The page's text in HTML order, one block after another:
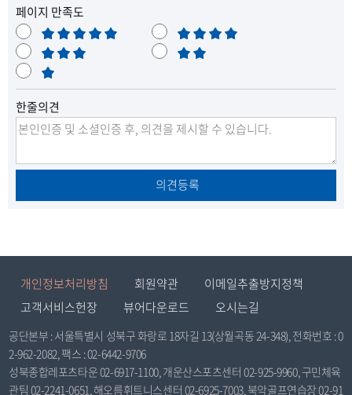
북
구
도
시
관
리
공
단
보
페이지 만족도
매
우
만
족
만
족
보
통
불
매
우
불
만
한줄의견
의견등록
개인정보처리방침 회원약관
이메일추출방지정책
고객서비스헌장
뷰어다운로드 오시는길
공단본부 : 서울특별시 성북구 화랑로 18자길 13(상월곡동 24-348), 전화번호 : 0
2-962-2082, 팩스 : 02-6442-9706
성북종합레포츠타운 02-6917-1100, 개운산스포츠센터 02-925-9960, 구민체육
관팀 02-2241-0651, 해오름휘트니스센터 02-6925-7003, 북악골프연습장 02-91